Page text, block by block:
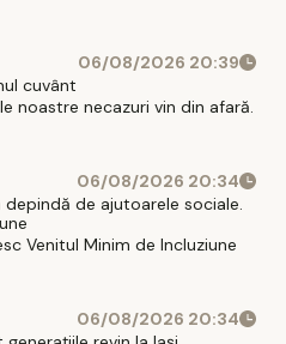
06/08/2026 20:39
cuvânt
noastre necazuri vin din afară.
06/08/2026 20:34
de ajutoarele sociale.
Venitul Minim de Incluziune
06/08/2026 20:34